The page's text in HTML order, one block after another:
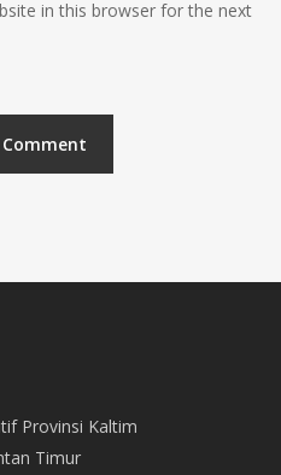
in this browser for the next
Provinsi Kaltim
Timur